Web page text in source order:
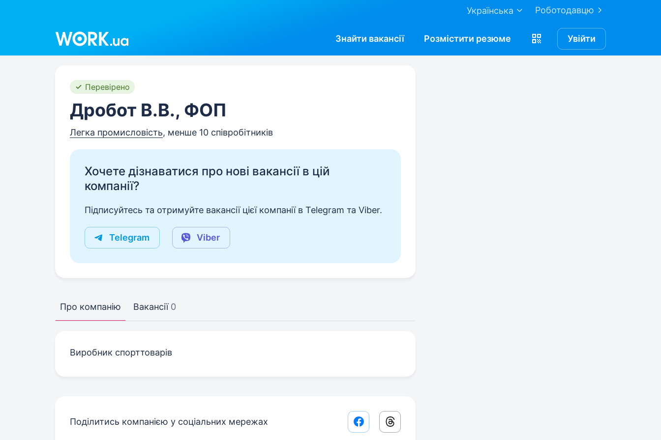
Роботодавцю
Українська
Знайти вакансії Розмістити резюме Увійти
Перевірено
Дробот В.В., ФОП
Легка промисловість, менше 10 співробітників
Хочете дізнаватися про нові вакансії в цій
компанії?
Підписуйтесь та отримуйте вакансії цієї компанії в Telegram та Viber.
Telegram Viber
Про компанію Вакансії 0
Виробник спорттоварів
Поділитись компанією у соціальних мережах Facebook share link
Threads share link